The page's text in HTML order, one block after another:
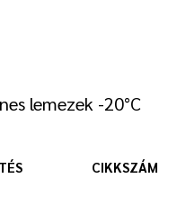
lemezek -20°C
CIKKSZÁM